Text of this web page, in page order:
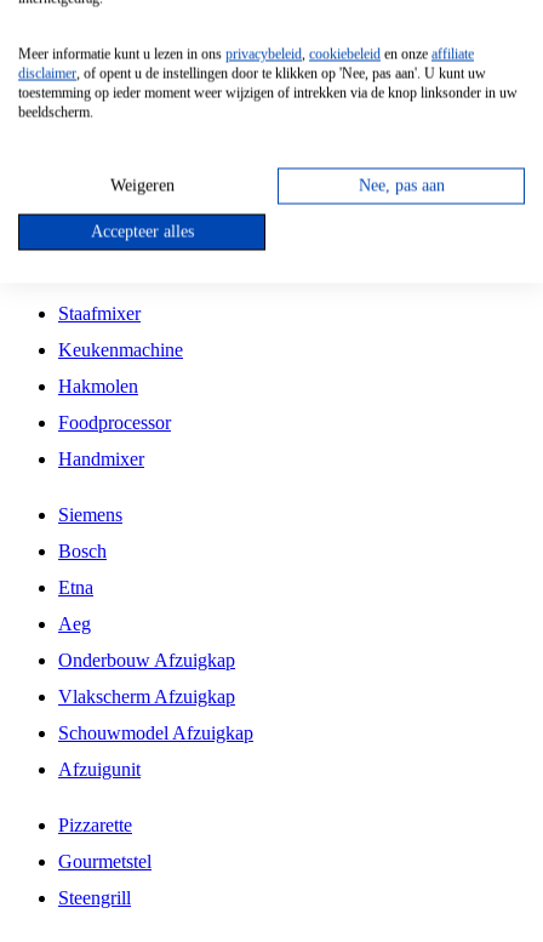
Vrijstaande Magnetron
Vrijstaande Kookplaat
Inbouw Gaskookplaat
Inbouw Keramische Kookplaat
Kookplaat Accessoires
Staafmixer
Keukenmachine
Hakmolen
Foodprocessor
Handmixer
Siemens
Bosch
Etna
Aeg
Onderbouw Afzuigkap
Vlakscherm Afzuigkap
Schouwmodel Afzuigkap
Afzuigunit
Pizzarette
Gourmetstel
Steengrill
Meer informatie kunt u lezen in ons privacybeleid, cookiebeleid en onze affiliate
disclaimer, of opent u de instellingen door te klikken op 'Nee, pas aan'. U kunt uw
toestemming op ieder moment weer wijzigen of intrekken via de knop linksonder in uw
beeldscherm.
Weigeren Nee, pas aan
Accepteer alles